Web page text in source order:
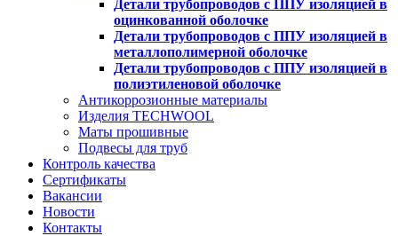
Детали трубопроводов с ППУ изоляцией в
оцинкованной оболочке
Детали трубопроводов с ППУ изоляцией в
металлополимерной оболочке
Детали трубопроводов с ППУ изоляцией в
полиэтиленовой оболочке
Антикоррозионные материалы
Изделия TECHWOOL
Маты прошивные
Подвесы для труб
Контроль качества
Сертификаты
Вакансии
Новости
Контакты